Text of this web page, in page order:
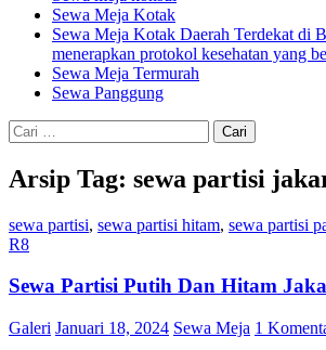
Sewa Meja Kotak
Sewa Meja Kotak Daerah Terdekat di
menerapkan protokol kesehatan yang
Sewa Meja Termurah
Sewa Panggung
Cari
untuk:
Arsip Tag: sewa partisi
sewa partisi, sewa partisi hitam, sewa partisi
R8
Sewa Partisi Putih Dan Hitam
Galeri Januari 18, 2024 Sewa Meja 1